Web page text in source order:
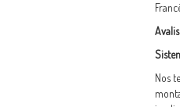
Nos